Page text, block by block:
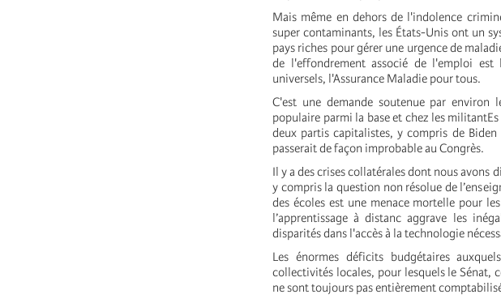
Mais même en dehors de l'indolence
super contaminants, les États-Unis ont un
pays riches pour gérer une urgence de
de l'effondrement associé de l'emploi est
universels, l'Assurance Maladie pour tous.
C'est une demande soutenue par environ
populaire parmi la base et chez les
deux partis capitalistes, y compris de
passerait de façon improbable au Congrès.
Il y a des crises collatérales dont nous avons
y compris la question non résolue de
des écoles est une menace mortelle pour
l’apprentissage à distanc aggrave les
disparités dans l'accès à la technologie
Les énormes déficits budgétaires
collectivités locales, pour lesquels le Sénat,
ne sont toujours pas entièrement